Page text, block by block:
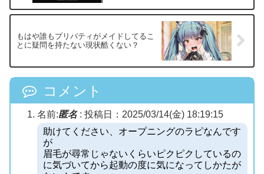
もはや誰もプリバティがメイドしてるこ
とに疑問を持たない現状酷くない？
コメント
名前:匿名: 投稿日：2025/03/14(金) 18:19:15
助けてください、オープニングのラピなんです
が
眉毛が尋常じゃないくらいピクピクしているの
に気づいてから起動の度に気になってしかたが